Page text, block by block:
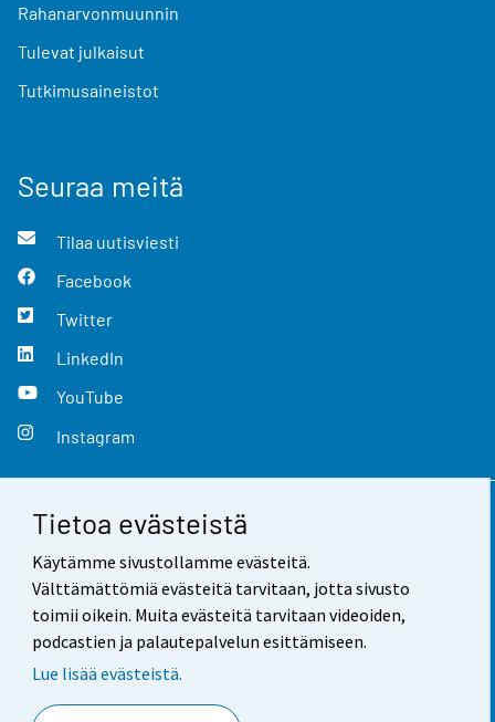
Tietoa evästeistä
Käytämme sivustollamme evästeitä.
Välttämättömiä evästeitä tarvitaan, jotta sivusto
toimii oikein. Muita evästeitä tarvitaan videoiden,
podcastien ja palautepalvelun esittämiseen.
Lue lisää evästeistä.
Rahanarvonmuunnin
Tulevat julkaisut
Tutkimusaineistot
Seuraa meitä
Tilaa uutisviesti
Facebook
Twitter
LinkedIn
YouTube
Instagram
Yhteystiedot
Palaute
Käyttöehdot
Saavutettavuus